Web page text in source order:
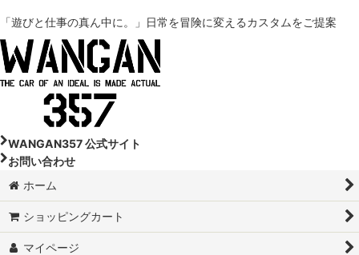
DA18W-スズキ エブリイワゴン
DA17V-スズキ エブリイ
DA64V-スズキ エブリイ
DA17W-スズキ エブリイワゴン
DA64W-スズキ エブリイワゴン
DA16T-スズキ スーパーキャリイ
「遊びと仕事の真ん中に。」 日常を冒険に変えるカスタムをご提案
WANGAN357 公式サイト
お問い合わせ
ホーム
ショッピングカート
マイページ